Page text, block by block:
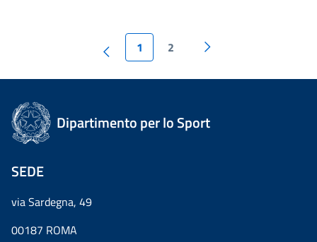
1 2
Dipartimento per lo Sport
SEDE
via Sardegna, 49
00187 ROMA